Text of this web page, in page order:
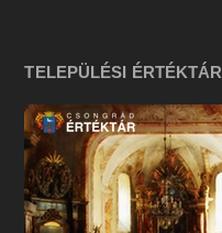
TELEPÜLÉSI ÉRTÉKTÁR